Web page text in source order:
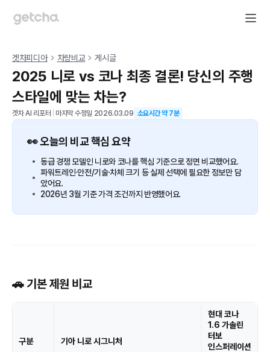
겟차피디아 차량비교 게시글
2025 니로 vs 코나 최종 결론! 당신의 주행
스타일에 맞는 차는?
겟차 AI 리포터 마지막 수정일 2026.03.09 소요시간 약7분
👀 오늘의 비교 핵심 요약
동급 경쟁 모델인 니로와 코나를 핵심 기준으로 정면 비교했어요.
파워트레인·안전/기술·차체 크기 등 실제 선택에 필요한 정보만 담
았어요.
2026년 3월 기준 가격 조건까지 반영했어요.
🚗 기본 제원 비교
구분 기아 니로 시그니처
현대 코나
1.6 가솔린
터보
인스퍼레이션